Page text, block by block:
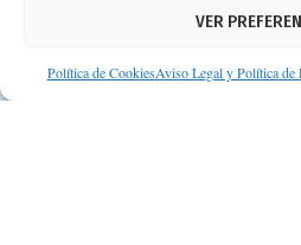
VER
Política de CookiesAviso Legal y Política de